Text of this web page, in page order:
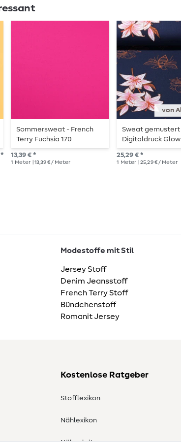
Sommersweat - French
Terry Fuchsia 170
Schlingenstruktur
13,39 € *
1 Meter | 13,39 € / Meter
von
Sweat gemustert
Digitaldruck
Navy Multicolor
25,29 € *
1 Meter | 25,29 € / Meter
Modestoffe mit Stil
Jersey Stoff
Denim Jeansstoff
French Terry Stoff
Bündchenstoff
Romanit Jersey
Kostenlose Ratgeber
Stofflexikon
Nählexikon
Nähanleitungen